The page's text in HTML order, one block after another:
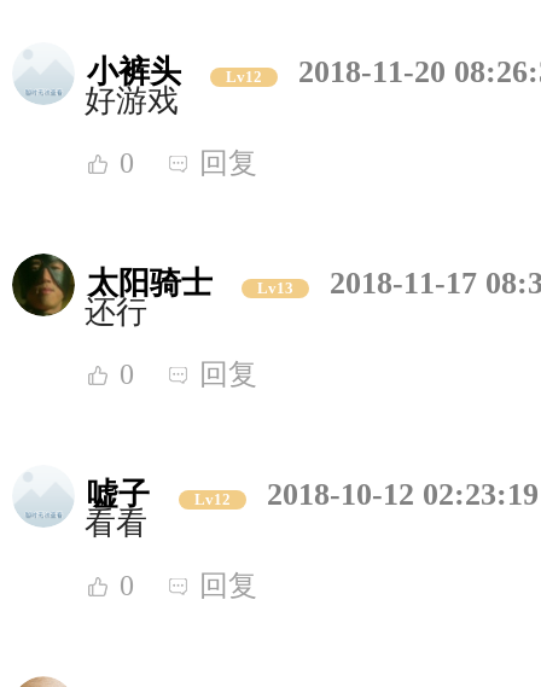
小裤头 Lv12
2018-11-20
好游戏
0 回复
太阳骑士 Lv13
2018-11-17
还行
0 回复
嘘子 Lv12
2018-10-12 02:23:19
看看
0 回复